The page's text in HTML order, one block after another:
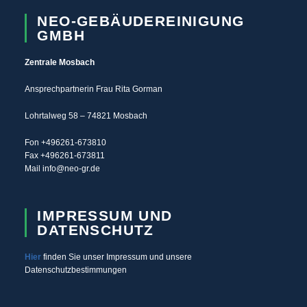
NEO-GEBÄUDEREINIGUNG
GMBH
Zentrale Mosbach
Ansprechpartnerin Frau Rita Gorman
Lohrtalweg 58 – 74821 Mosbach
Fon +496261-673810
Fax +496261-673811
Mail info@neo-gr.de
IMPRESSUM UND
DATENSCHUTZ
Hier finden Sie unser Impressum und unsere
Datenschutzbestimmungen